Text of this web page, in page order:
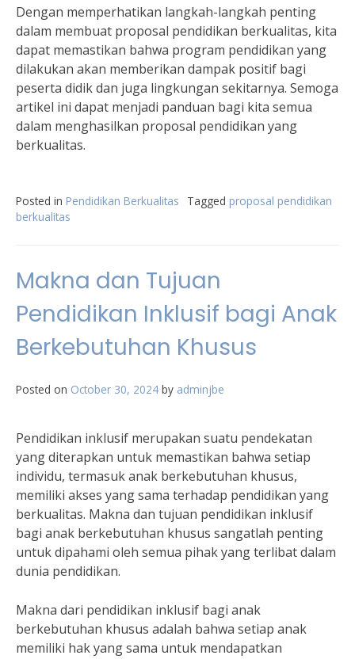
Dengan memperhatikan langkah-langkah penting
dalam membuat proposal pendidikan berkualitas, kita
dapat memastikan bahwa program pendidikan yang
dilakukan akan memberikan dampak positif bagi
peserta didik dan juga lingkungan sekitarnya. Semoga
artikel ini dapat menjadi panduan bagi kita semua
dalam menghasilkan proposal pendidikan yang
berkualitas.
Posted in Pendidikan Berkualitas Tagged proposal pendidikan
berkualitas
Makna dan Tujuan
Pendidikan Inklusif bagi Anak
Berkebutuhan Khusus
Posted on October 30, 2024 by adminjbe
Pendidikan inklusif merupakan suatu pendekatan
yang diterapkan untuk memastikan bahwa setiap
individu, termasuk anak berkebutuhan khusus,
memiliki akses yang sama terhadap pendidikan yang
berkualitas. Makna dan tujuan pendidikan inklusif
bagi anak berkebutuhan khusus sangatlah penting
untuk dipahami oleh semua pihak yang terlibat dalam
dunia pendidikan.
Makna dari pendidikan inklusif bagi anak
berkebutuhan khusus adalah bahwa setiap anak
memiliki hak yang sama untuk mendapatkan